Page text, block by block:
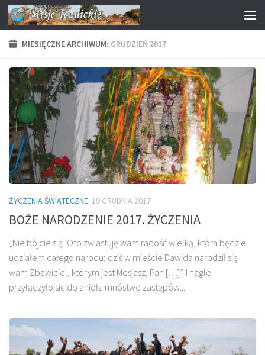
Przejdź do treści
MIESIĘCZNE ARCHIWUM: GRUDZIEŃ 2017
ŻYCZENIA ŚWIĄTECZNE 19 GRUDNIA 2017
BOŻE NARODZENIE 2017. ŻYCZENIA
„Nie bójcie się! Oto zwiastuję wam radość wielką, która będzie
udziałem całego narodu; dziś w mieście Dawida narodził się
wam Zbawiciel, którym jest Mesjasz, Pan […]”. I nagle
przyłączyło się do anioła mnóstwo zastępów...